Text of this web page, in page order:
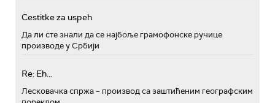
Cestitke za uspeh
Да ли сте знали да се најбоље грамофонске ручице
производе у Србији
Re: Eh...
Лесковачка спржа – производ са заштићеним географским